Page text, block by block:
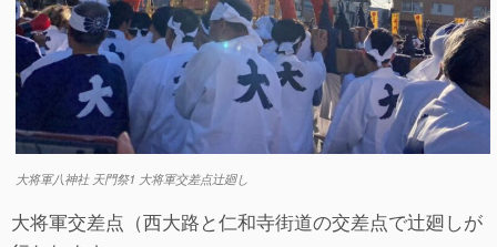
大将軍八神社 天門祭1 大将軍交差点辻廻し
大将軍交差点（西大路と仁和寺街道の交差点で辻廻しが